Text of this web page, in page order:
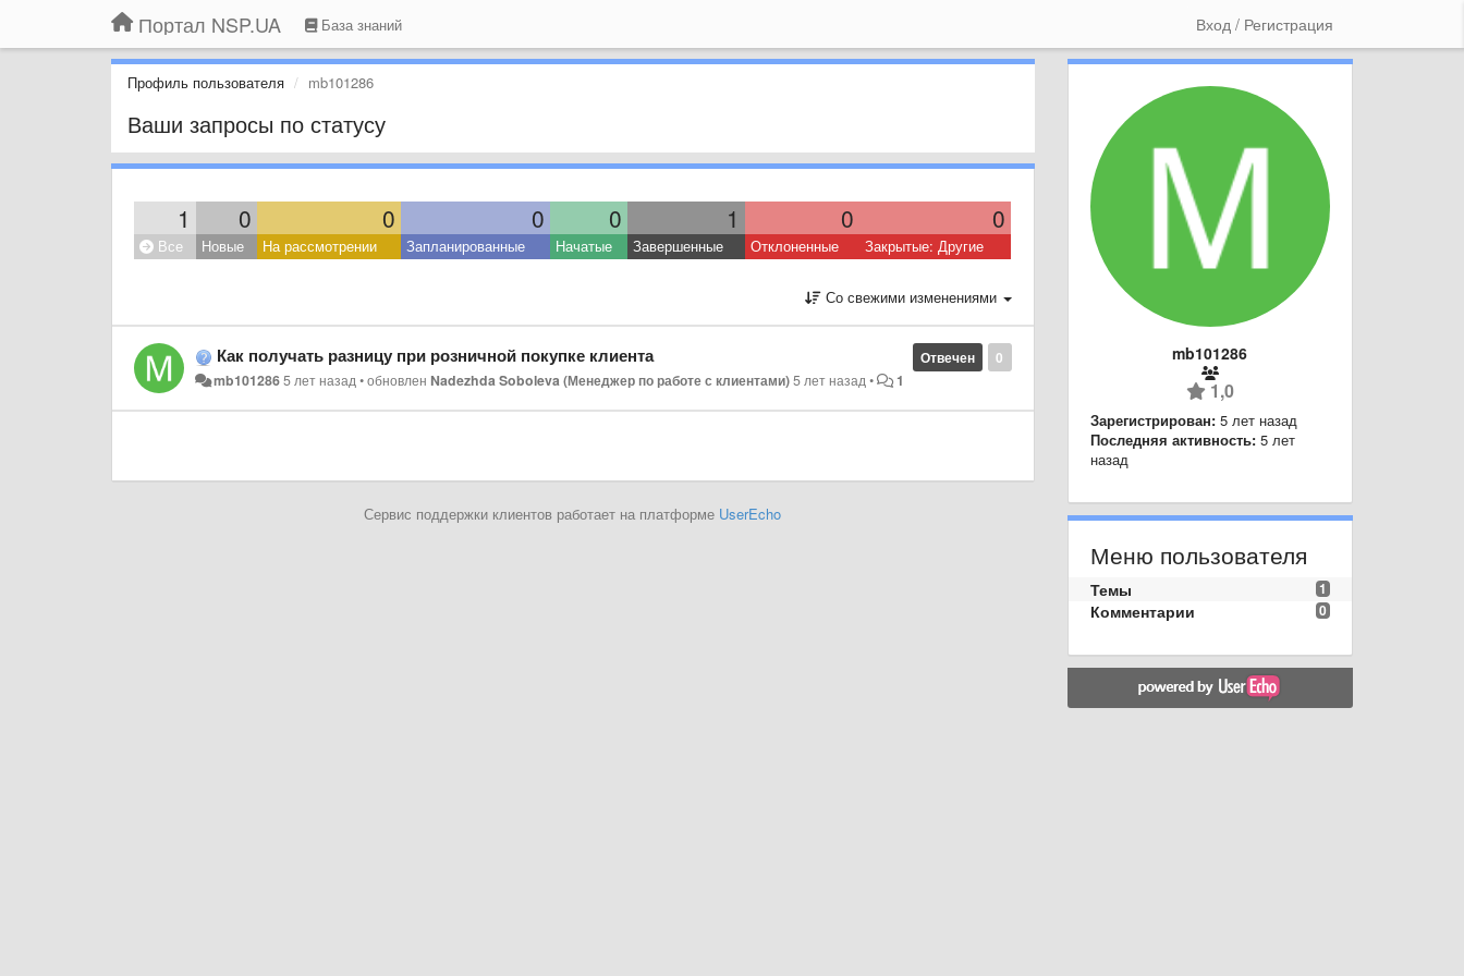
Портал NSP.UA База знаний Вход / Регистрация
Профиль пользователя mb101286
Ваши запросы по статусу
1 0 0 0 0 1 0 0
Все Новые На рассмотрении Запланированные Начатые Завершенные Отклоненные Закрытые: Другие
Со свежими изменениями
0
Отвечен
Как получать разницу при розничной покупке клиента
mb1012865 лет назад•обновлен Nadezhda Soboleva (Менеджер по работе с клиентами)5 лет назад• 1
Сервис поддержки клиентов работает на платформе UserEcho
mb101286
1,0
Зарегистрирован: 5 лет назад
Последняя активность: 5 лет
назад
Меню пользователя
1
Темы
0
Комментарии